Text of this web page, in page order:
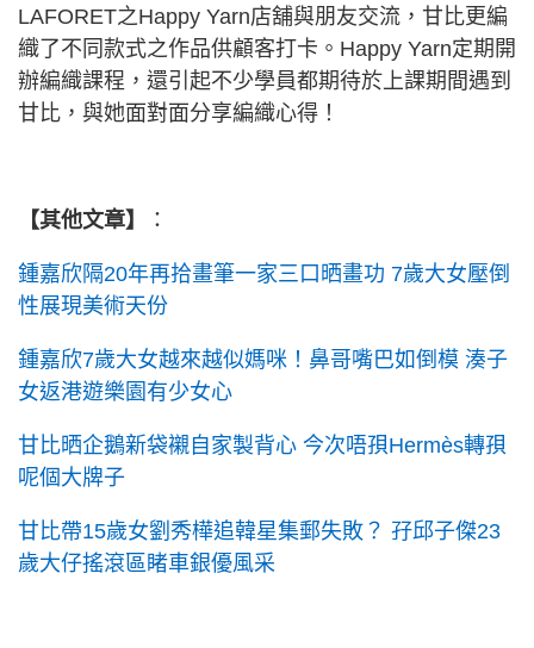
LAFORET之Happy Yarn店舖與朋友交流，甘比更編
織了不同款式之作品供顧客打卡。Happy Yarn定期開
辦編織課程，還引起不少學員都期待於上課期間遇到
甘比，與她面對面分享編織心得！
【其他文章】 ：
鍾嘉欣隔20年再拾畫筆一家三口晒畫功 7歲大女壓倒
性展現美術天份
鍾嘉欣7歲大女越來越似媽咪！鼻哥嘴巴如倒模 湊子
女返港遊樂園有少女心
甘比晒企鵝新袋襯自家製背心 今次唔孭Hermès轉孭
呢個大牌子
甘比帶15歲女劉秀樺追韓星集郵失敗？ 孖邱子傑23
歲大仔搖滾區睹車銀優風采